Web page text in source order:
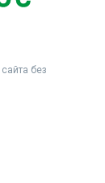
без